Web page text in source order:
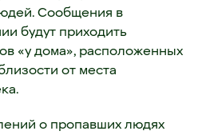
Сообщения в
будут приходить
«у дома», расположенных
от места
о пропавших людях